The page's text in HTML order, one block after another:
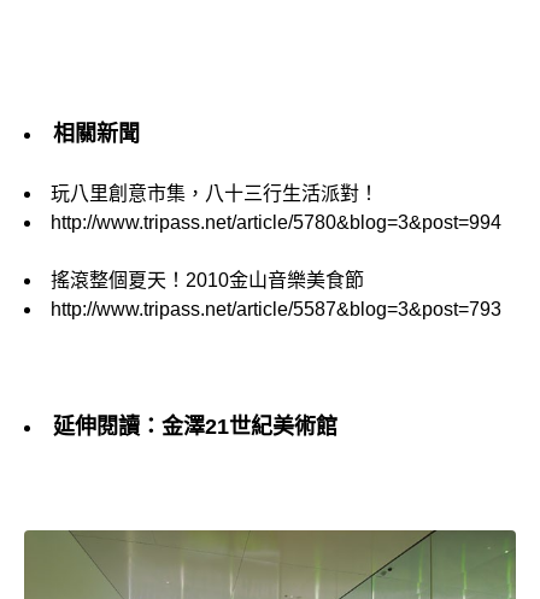
相關新聞
玩八里創意市集，八十三行生活派對！
http://www.tripass.net/article/5780&blog=3&post=994
搖滾整個夏天！2010金山音樂美食節
http://www.tripass.net/article/5587&blog=3&post=793
延伸閱讀：金澤21世紀美術館